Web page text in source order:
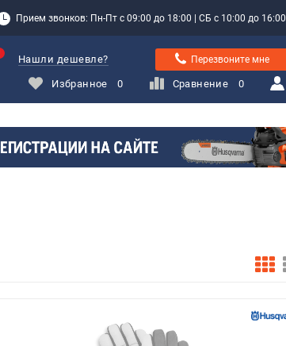
Прием звонков: Пн-Пт с 09:00 до 18:00 | СБ с 10:00 до 16:00
Нашли дешевле? Перезвоните мне
Избранное 0 Сравнение 0